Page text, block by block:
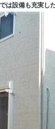
は設備も充実し